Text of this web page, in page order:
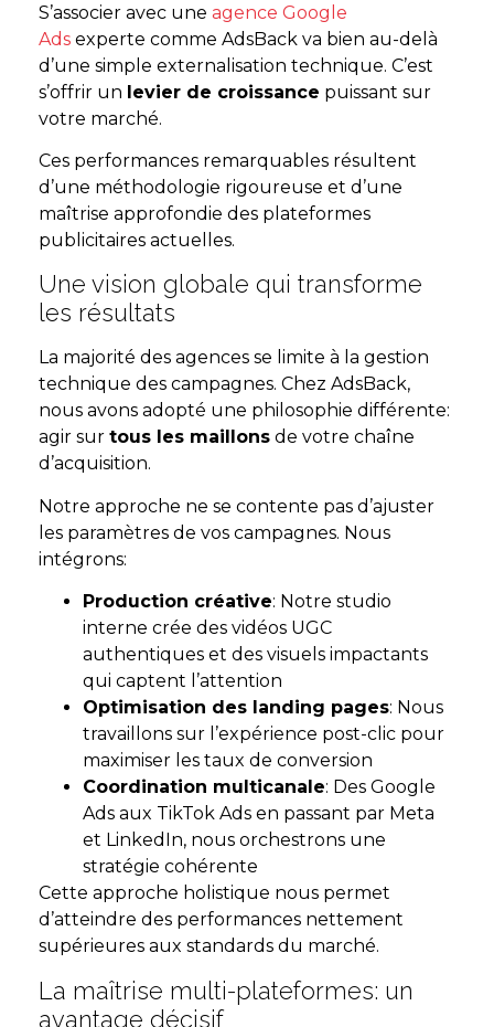
S’associer avec une agence Google
Ads experte comme AdsBack va bien au-delà
d’une simple externalisation technique. C’est
s’offrir un levier de croissance puissant sur
votre marché.
Ces performances remarquables résultent
d’une méthodologie rigoureuse et d’une
maîtrise approfondie des plateformes
publicitaires actuelles.
Une vision globale qui transforme
les résultats
La majorité des agences se limite à la gestion
technique des campagnes. Chez AdsBack,
nous avons adopté une philosophie différente:
agir sur tous les maillons de votre chaîne
d’acquisition.
Notre approche ne se contente pas d’ajuster
les paramètres de vos campagnes. Nous
intégrons:
Production créative: Notre studio
interne crée des vidéos UGC
authentiques et des visuels impactants
qui captent l’attention
Optimisation des landing pages: Nous
travaillons sur l’expérience post-clic pour
maximiser les taux de conversion
Coordination multicanale: Des Google
Ads aux TikTok Ads en passant par Meta
et LinkedIn, nous orchestrons une
stratégie cohérente
Cette approche holistique nous permet
d’atteindre des performances nettement
supérieures aux standards du marché.
La maîtrise multi-plateformes: un
avantage décisif